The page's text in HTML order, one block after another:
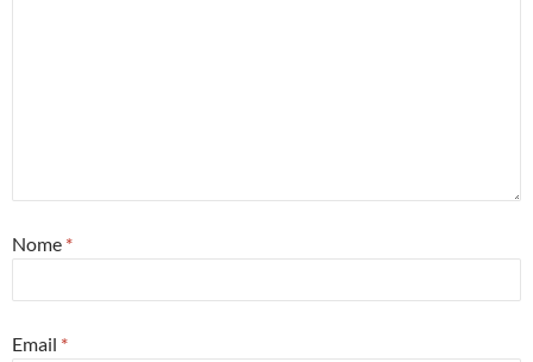
Nome *
Email *